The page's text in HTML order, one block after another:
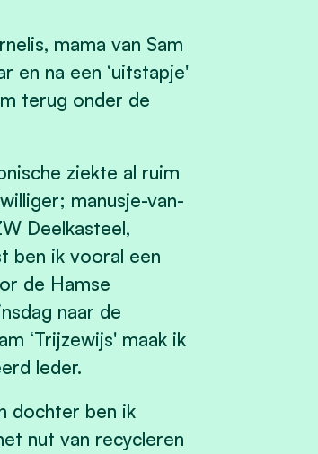
mama van Sam
en na een ‘uitstapje'
terug onder de
ziekte al ruim
manusje-van-
Deelkasteel,
ben ik vooral een
de Hamse
naar de
‘Trijzewijs' maak ik
leder.
dochter ben ik
nut van recycleren